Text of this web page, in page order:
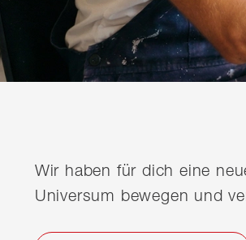
Wir haben für dich eine
Universum bewegen und